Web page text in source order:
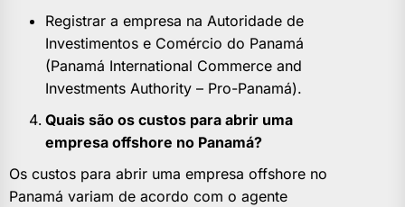
Registrar a empresa na Autoridade de
Investimentos e Comércio do Panamá
(Panamá International Commerce and
Investments Authority – Pro-Panamá).
Quais são os custos para abrir uma
empresa offshore no Panamá?
Os custos para abrir uma empresa offshore no
Panamá variam de acordo com o agente